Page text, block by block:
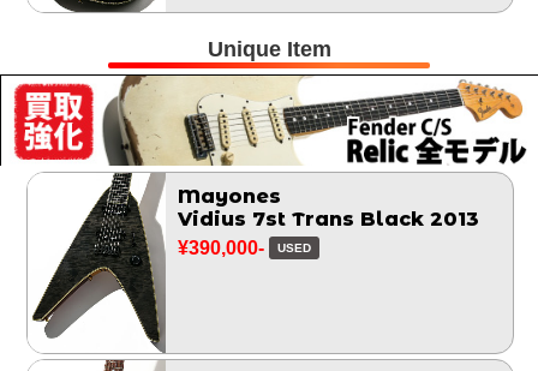
Unique Item
Mayones
Vidius 7st Trans Black 2013
¥390,000- USED